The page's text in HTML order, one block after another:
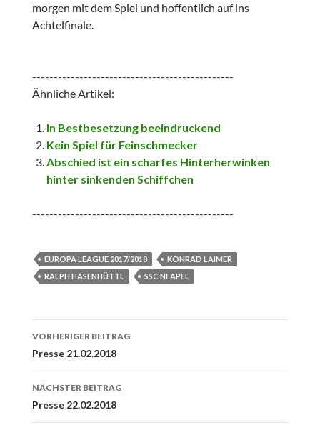
morgen mit dem Spiel und hoffentlich auf ins
Achtelfinale.
-----------------------------------------------
Ähnliche Artikel:
In Bestbesetzung beeindruckend
Kein Spiel für Feinschmecker
Abschied ist ein scharfes Hinterherwinken
hinter sinkenden Schiffchen
-----------------------------------------------
EUROPA LEAGUE 2017/2018
KONRAD LAIMER
RALPH HASENHÜTTL
SSC NEAPEL
Beitrags-
Navigation
VORHERIGER BEITRAG
Presse 21.02.2018
NÄCHSTER BEITRAG
Presse 22.02.2018